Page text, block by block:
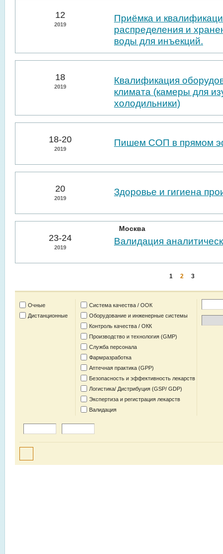
12
2019
Приёмка и
распределения и
воды для инъекций.
18
2019
Квалификация
климата (камеры для
холодильники)
18-20
2019
Пишем СОП в прямом
20
2019
Здоровье и гигиена
23-24
2019
Москва
Валидация
1 2 3
Очные
Дистанционные
Система качества / ООК
Оборудование и инженерные системы
Контроль качества / ОКК
Производство и технология (GMP)
Служба персонала
Фармразработка
Аптечная практика (GPP)
Безопасность и эффективность лекарств
Логистика/ Дистрибуция (GSP/ GDP)
Экспертиза и регистрация лекарств
Валидация